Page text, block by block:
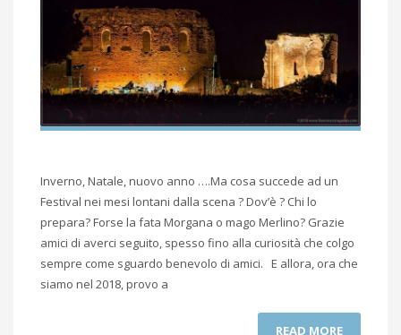
Inverno, Natale, nuovo anno ….Ma cosa succede ad un
Festival nei mesi lontani dalla scena ? Dov’è ? Chi lo
prepara? Forse la fata Morgana o mago Merlino? Grazie
amici di averci seguito, spesso fino alla curiosità che colgo
sempre come sguardo benevolo di amici. E allora, ora che
siamo nel 2018, provo a
READ MORE